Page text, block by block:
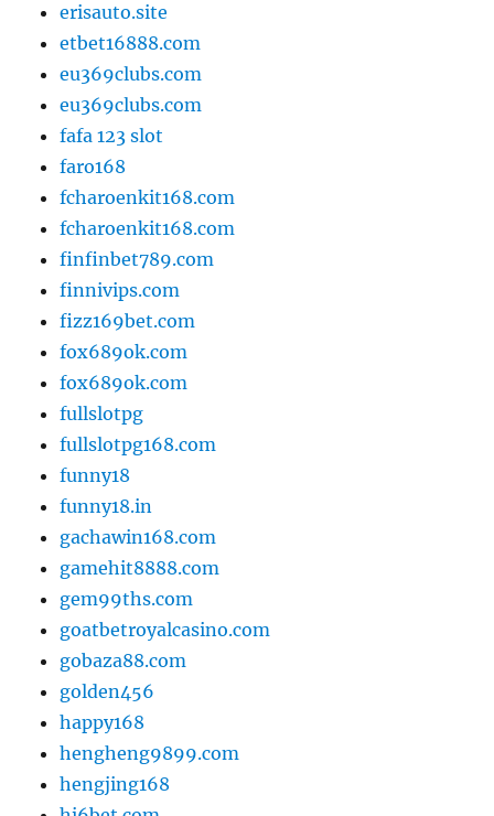
erisauto.site
etbet16888.com
eu369clubs.com
eu369clubs.com
fafa 123 slot
faro168
fcharoenkit168.com
fcharoenkit168.com
finfinbet789.com
finnivips.com
fizz169bet.com
fox689ok.com
fox689ok.com
fullslotpg
fullslotpg168.com
funny18
funny18.in
gachawin168.com
gamehit8888.com
gem99ths.com
goatbetroyalcasino.com
gobaza88.com
golden456
happy168
hengheng9899.com
hengjing168